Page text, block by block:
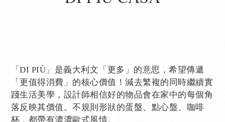
「DI PIÙ」是義大利文「更多」的意思，希望傳遞
「更值得消費」的核心價值！減去繁複的同時繼續實
踐生活美學，設計師相信好的物品會在家中的每個角
落反映其價值。不規則形狀的蛋盤、點心盤、咖啡
杯，都帶有濃濃歐式風情。